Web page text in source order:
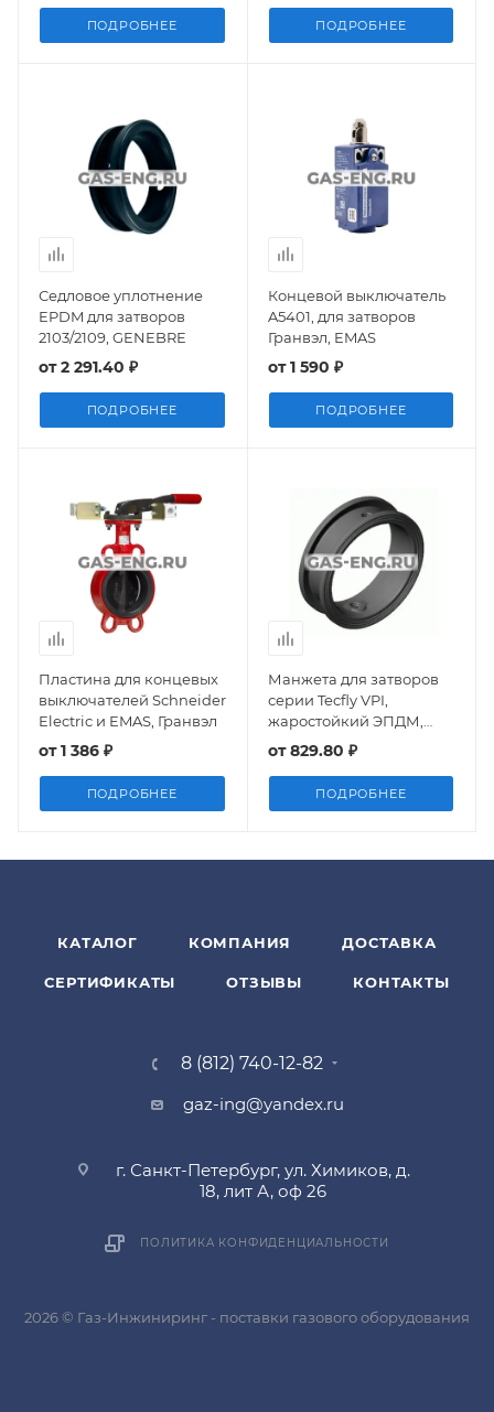
ПОДРОБНЕЕ ПОДРОБНЕЕ
Седловое уплотнение
EPDM для затворов
2103/2109, GENEBRE
от2 291.40 ₽
ПОДРОБНЕЕ
Концевой выключатель
A5401, для затворов
Гранвэл, EMAS
от1 590 ₽
ПОДРОБНЕЕ
Пластина для концевых
выключателей Schneider
Electric и EMAS, Гранвэл
от1 386 ₽
ПОДРОБНЕЕ
Манжета для затворов
серии Tecfly VPI,
жаростойкий ЭПДМ,
Tecofi
от829.80 ₽
ПОДРОБНЕЕ
КАТАЛОГ КОМПАНИЯ ДОСТАВКА
СЕРТИФИКАТЫ ОТЗЫВЫ КОНТАКТЫ
8 (812) 740-12-82
gaz-ing@yandex.ru
г. Санкт-Петербург, ул. Химиков, д.
18, лит А, оф 26
ПОЛИТИКА КОНФИДЕНЦИАЛЬНОСТИ
2026 © Газ-Инжиниринг - поставки газового оборудования